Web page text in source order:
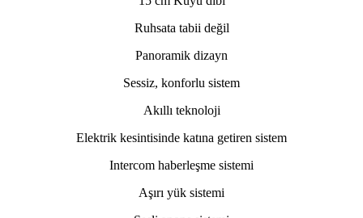
Ruhsata tabii değil
Panoramik dizayn
Sessiz, konforlu sistem
Akıllı teknoloji
Elektrik kesintisinde katına getiren sistem
Intercom haberleşme sistemi
Aşırı yük sistemi